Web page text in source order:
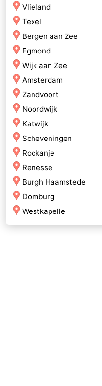
Vlieland
Texel
Bergen aan Zee
Egmond
Wijk aan Zee
Amsterdam
Zandvoort
Noordwijk
Katwijk
Scheveningen
Rockanje
Renesse
Burgh Haamstede
Domburg
Westkapelle